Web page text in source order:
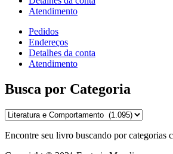
Atendimento
Pedidos
Endereços
Detalhes da conta
Atendimento
Busca por Categoria
Encontre seu livro buscando por categorias